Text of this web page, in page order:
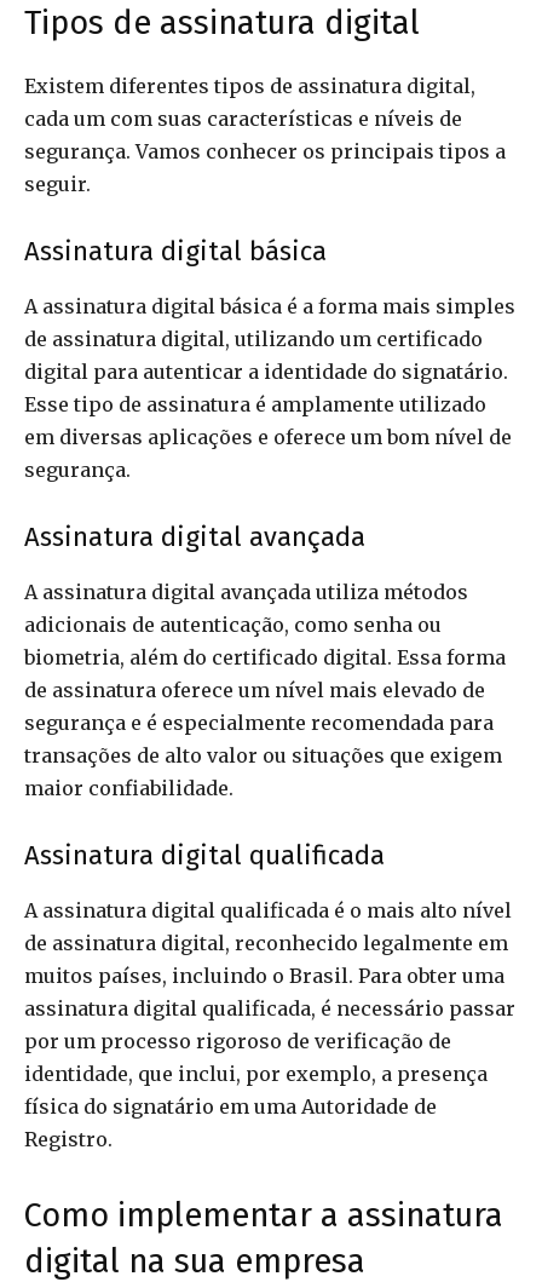
Tipos de assinatura digital
Existem diferentes tipos de assinatura digital,
cada um com suas características e níveis de
segurança. Vamos conhecer os principais tipos a
seguir.
Assinatura digital básica
A assinatura digital básica é a forma mais simples
de assinatura digital, utilizando um certificado
digital para autenticar a identidade do signatário.
Esse tipo de assinatura é amplamente utilizado
em diversas aplicações e oferece um bom nível de
segurança.
Assinatura digital avançada
A assinatura digital avançada utiliza métodos
adicionais de autenticação, como senha ou
biometria, além do certificado digital. Essa forma
de assinatura oferece um nível mais elevado de
segurança e é especialmente recomendada para
transações de alto valor ou situações que exigem
maior confiabilidade.
Assinatura digital qualificada
A assinatura digital qualificada é o mais alto nível
de assinatura digital, reconhecido legalmente em
muitos países, incluindo o Brasil. Para obter uma
assinatura digital qualificada, é necessário passar
por um processo rigoroso de verificação de
identidade, que inclui, por exemplo, a presença
física do signatário em uma Autoridade de
Registro.
Como implementar a assinatura
digital na sua empresa